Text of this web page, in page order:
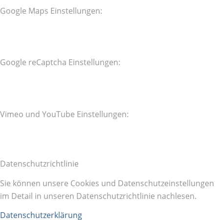
Google Maps Einstellungen:
Google reCaptcha Einstellungen:
Vimeo und YouTube Einstellungen:
Datenschutzrichtlinie
Sie können unsere Cookies und Datenschutzeinstellungen
im Detail in unseren Datenschutzrichtlinie nachlesen.
Datenschutzerklärung